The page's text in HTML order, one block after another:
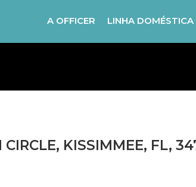
A OFFICER LINHA DOMÉSTICA
KISSIMMEE, FL,